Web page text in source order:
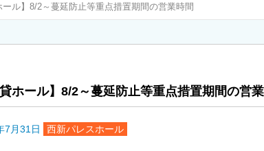
ール】8/2～蔓延防止等重点措置期間の営業時間
貸ホール】8/2～蔓延防止等重点措置期間の営
7月31日 西新パレスホール